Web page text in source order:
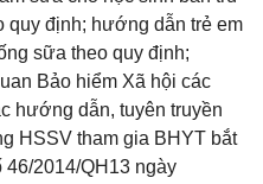
quy định; hướng dẫn trẻ em
sữa theo quy định;
Bảo hiểm Xã hội các
hướng dẫn, tuyên truyền
HSSV tham gia BHYT bắt
46/2014/QH13 ngày